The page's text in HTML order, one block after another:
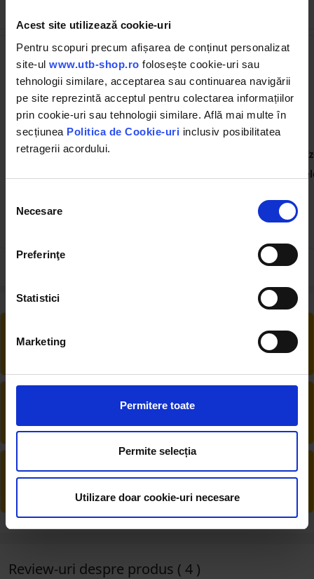
Acest site utilizează cookie-uri
Pentru scopuri precum afișarea de conținut personalizat
site-ul www.utb-shop.ro folosește cookie-uri sau
tehnologii similare, acceptarea sau continuarea navigării
pe site reprezintă acceptul pentru colectarea informațiilor
prin cookie-uri sau tehnologii similare. Află mai multe în
secțiunea Politica de Cookie-uri inclusiv posibilitatea
retragerii acordului.
consimțământului
Necesare
Preferinţe
Statistici
Marketing
Permitere toate
Permite selecția
Utilizare doar cookie-uri necesare
BK87541
Izolator inelar PP ECO
Ai posibilitate de retur în 30 zile, comandă
La livrare, verifici produsele împreună cu
șoferul înainte de a face plata
Livrăm rapid, avem toate produsele în
depozitul nostru din Arad
Review-uri despre produs ( 4 )